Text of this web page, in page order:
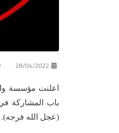
28/04/2022
اعلنت مؤسسة
باب المشاركة
(عجل الله فرجه).